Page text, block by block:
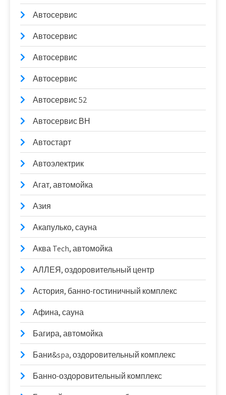
Автосервис
Автосервис
Автосервис
Автосервис
Автосервис 52
Автосервис ВН
Автостарт
Автоэлектрик
Агат, автомойка
Азия
Акапулько, сауна
Аква Tech, автомойка
АЛЛЕЯ, оздоровительный центр
Астория, банно-гостиничный комплекс
Афина, сауна
Багира, автомойка
Бани&spa, оздоровительный комплекс
Банно-оздоровительный комплекс